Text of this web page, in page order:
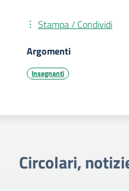
Stampa / Condividi
Argomenti
Insegnanti
Circolari,